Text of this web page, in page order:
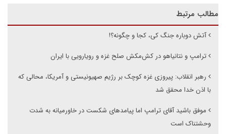
مطالب مرتبط
آتش دوباره جنگ کی، کجا و چگونه؟!
ترامپ و نتانیاهو در کش‌مکش صلح غزه و رویارویی با ایران
رهبر انقلاب: پیروزی غزه کوچک بر رژیم صهیونیستی و آمریکا، محالی که
با اذن خدا محقق شد
موفق باشید آقای ترامپ اما پیامدهای شکست در خاورمیانه به شدت
وحشتناک است